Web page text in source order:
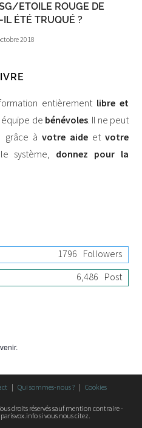
ETOILE ROUGE DE
ÉTÉ TRUQUÉ ?
2018
entièrement libre et
équipe de bénévoles. Il ne peut
grâce à votre aideet votre
système, donnez pour la
1796 Followers
6,486 Post
Qui sommes-nous ? Cookies
droits réservés sauf mention contraire -
si vous nous citez.